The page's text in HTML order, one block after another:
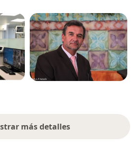
más detalles
sobre la experiencia